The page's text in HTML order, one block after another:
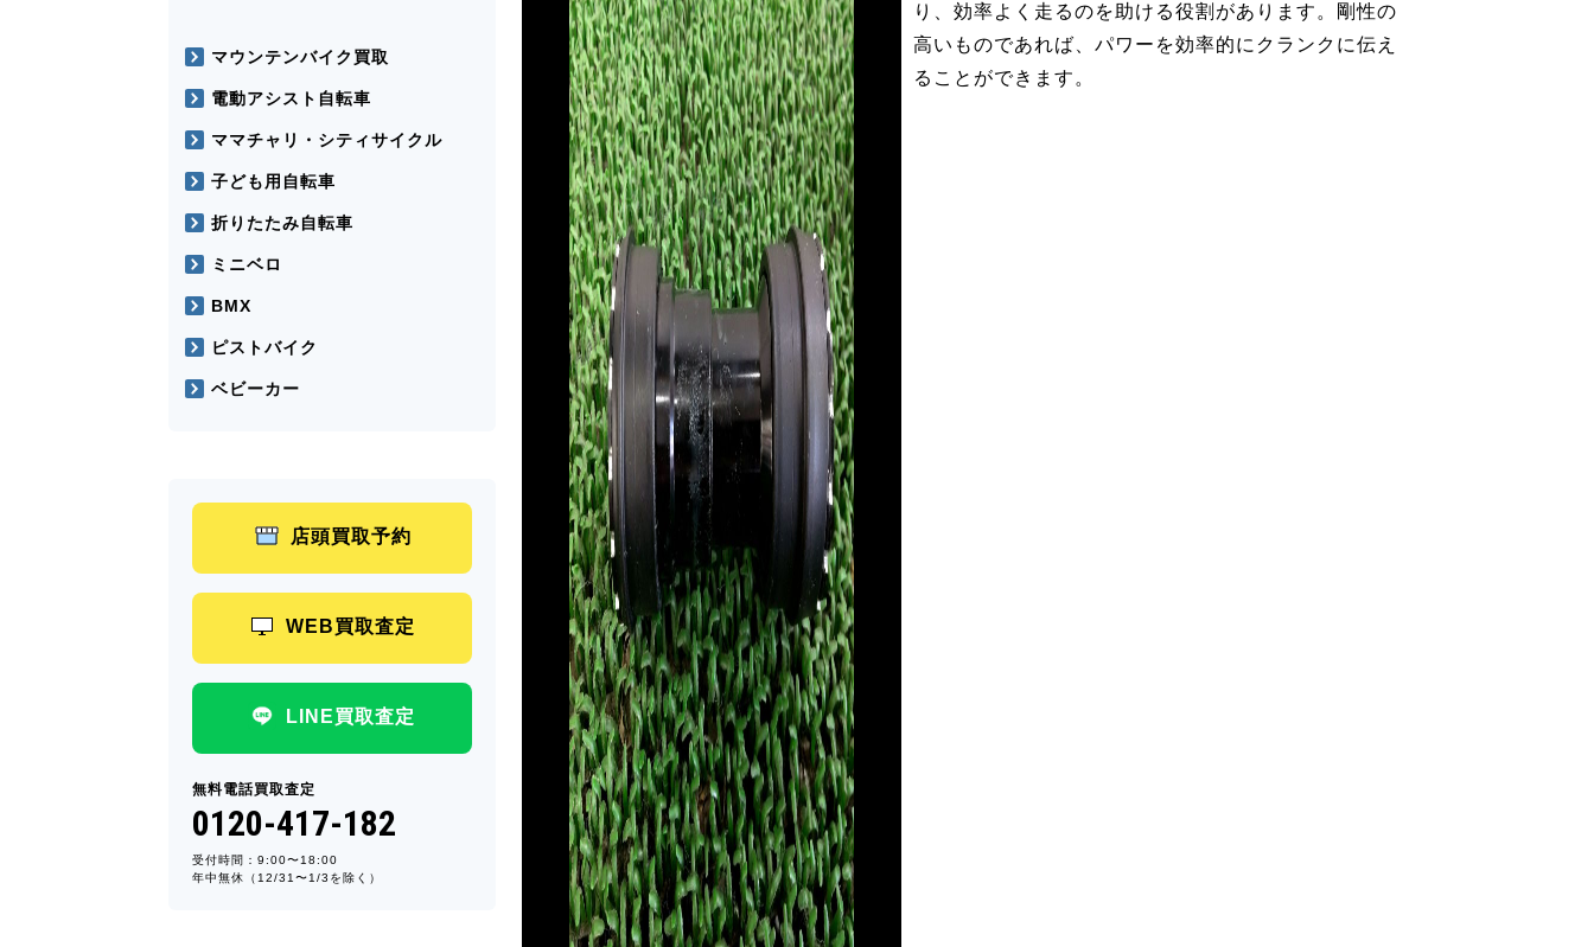
り、効率よく走るのを助ける役割があります。剛性の
高いものであれば、パワーを効率的にクランクに伝え
ることができます。
マウンテンバイク買取
電動アシスト自転車
ママチャリ・シティサイクル
子ども用自転車
折りたたみ自転車
ミニベロ
BMX
ピストバイク
ベビーカー
店頭買取予約
WEB買取査定
LINE買取査定
無料電話買取査定
0120-417-182
受付時間：9:00〜18:00
年中無休（12/31〜1/3を除く）